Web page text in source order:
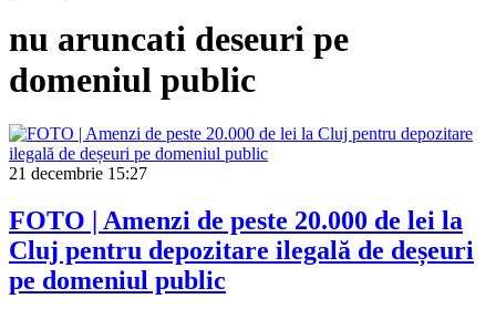
nu aruncati deseuri pe
domeniul public
21 decembrie 15:27
FOTO | Amenzi de peste 20.000 de lei la
Cluj pentru depozitare ilegală de deșeuri
pe domeniul public